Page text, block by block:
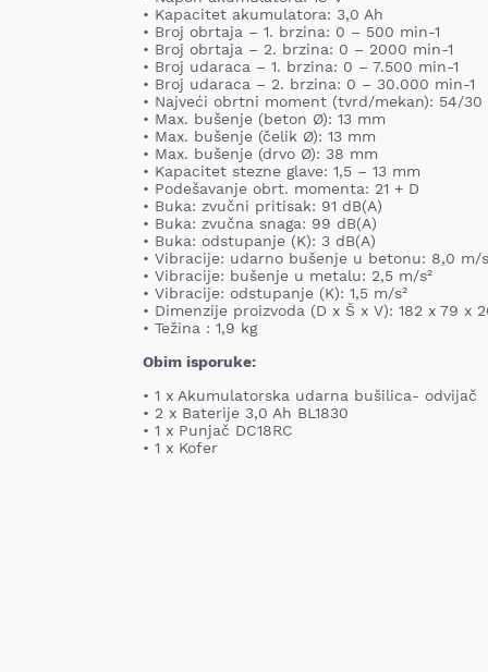
• Kapacitet akumulatora: 3,0 Ah
• Broj obrtaja – 1. brzina: 0 – 500 min-1
• Broj obrtaja – 2. brzina: 0 – 2000 min-1
• Broj udaraca – 1. brzina: 0 – 7.500 min-1
• Broj udaraca – 2. brzina: 0 – 30.000 min-1
• Najveći obrtni moment (tvrd/mekan): 54/30
• Max. bušenje (beton Ø): 13 mm
• Max. bušenje (čelik Ø): 13 mm
• Max. bušenje (drvo Ø): 38 mm
• Kapacitet stezne glave: 1,5 – 13 mm
• Podešavanje obrt. momenta: 21 + D
• Buka: zvučni pritisak: 91 dB(A)
• Buka: zvučna snaga: 99 dB(A)
• Buka: odstupanje (K): 3 dB(A)
• Vibracije: udarno bušenje u betonu: 8,0 m/
• Vibracije: bušenje u metalu: 2,5 m/s²
• Vibracije: odstupanje (K): 1,5 m/s²
• Dimenzije proizvoda (D x Š x V): 182 x 79 x
• Težina : 1,9 kg
Obim isporuke:
• 1 x Akumulatorska udarna bušilica- odvijač
• 2 x Baterije 3,0 Ah BL1830
• 1 x Punjač DC18RC
• 1 x Kofer